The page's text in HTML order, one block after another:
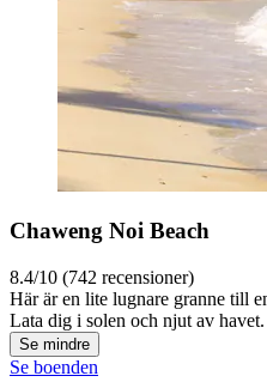
Chaweng Noi Beach
8.4/10 (742 recensioner)
Här är en lite lugnare granne till
Lata dig i solen och njut av havet.
Se mindre
Se boenden